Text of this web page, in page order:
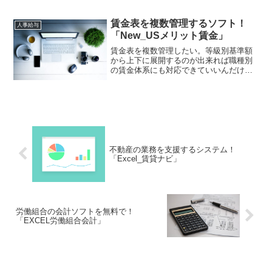
た人員配置が出来ると思いますよ！
人事給与
賃金表を複数管理するソフト！
「New_USメリット賃金」
賃金表を複数管理したい。等級別基準額
から上下に展開するのが出来れば職種別
の賃金体系にも対応できていいんだけ
不動産の業務を支援するシステム！
「Excel_賃貸ナビ」
労働組合の会計ソフトを無料で！
「EXCEL労働組合会計」